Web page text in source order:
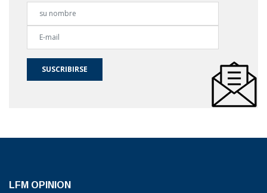
SUSCRIBIRSE
LFM OPINION